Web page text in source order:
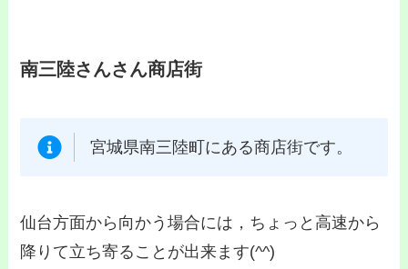
南三陸さんさん商店街
宮城県南三陸町にある商店街です。
仙台方面から向かう場合には，ちょっと高速から
降りて立ち寄ることが出来ます(^^)